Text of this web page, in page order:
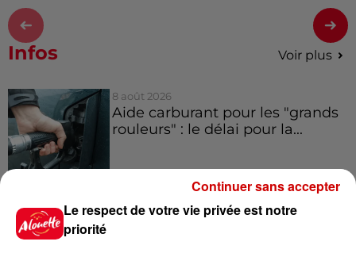
Infos Voir plus
8 août 2026
Aide carburant pour les "grands
rouleurs" : le délai pour la...
Royan : elle tente d’écraser son
Le respect de votre vie privée est notre
priorité
Continuer sans accepter